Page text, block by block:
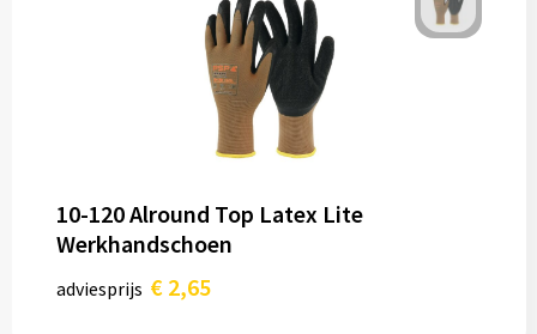
10-120 Alround Top Latex Lite
Werkhandschoen
adviesprijs € 2,65